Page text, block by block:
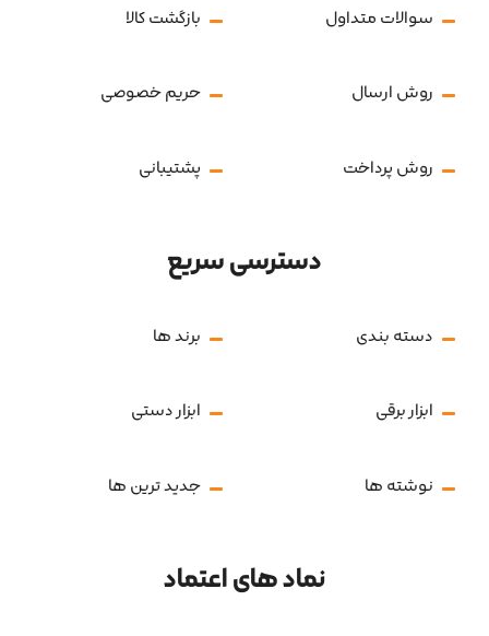
سوالات متداول بازگشت کالا
روش ارسال حریم خصوصی
روش پرداخت پشتیبانی
دسترسی سریع
دسته بندی برند ها
ابزار برقی ابزار دستی
نوشته ها جدید ترین ها
نماد های اعتماد